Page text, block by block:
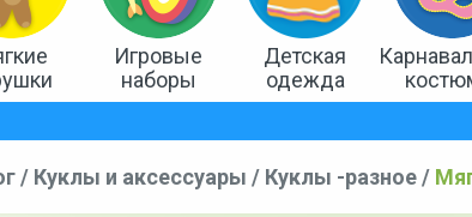
Игровые
наборы
Детская
одежда
/ Куклы и аксессуары / Куклы -разное/